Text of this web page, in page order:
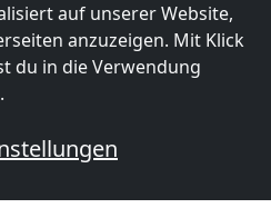
auf unserer Website,
anzuzeigen. Mit Klick
du in die Verwendung